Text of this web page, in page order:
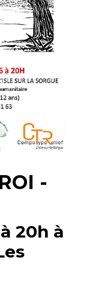
-
20h à